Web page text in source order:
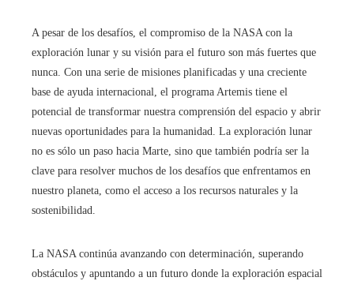
A pesar de los desafíos, el compromiso de la NASA con la
exploración lunar y su visión para el futuro son más fuertes que
nunca. Con una serie de misiones planificadas y una creciente
base de ayuda internacional, el programa Artemis tiene el
potencial de transformar nuestra comprensión del espacio y abrir
nuevas oportunidades para la humanidad. La exploración lunar
no es sólo un paso hacia Marte, sino que también podría ser la
clave para resolver muchos de los desafíos que enfrentamos en
nuestro planeta, como el acceso a los recursos naturales y la
sostenibilidad.
La NASA continúa avanzando con determinación, superando
obstáculos y apuntando a un futuro donde la exploración espacial